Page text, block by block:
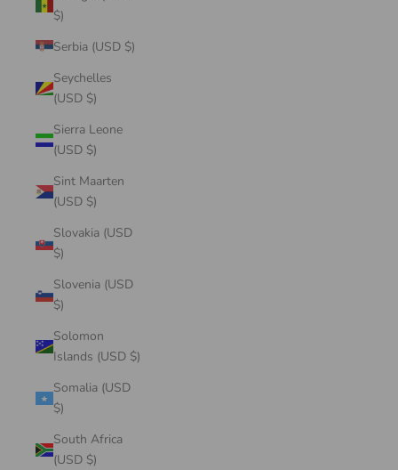
$)
Serbia (USD $)
Seychelles
(USD $)
Sierra Leone
(USD $)
Sint Maarten
(USD $)
Slovakia (USD
$)
Slovenia (USD
$)
Solomon
Islands (USD $)
Somalia (USD
$)
South Africa
(USD $)